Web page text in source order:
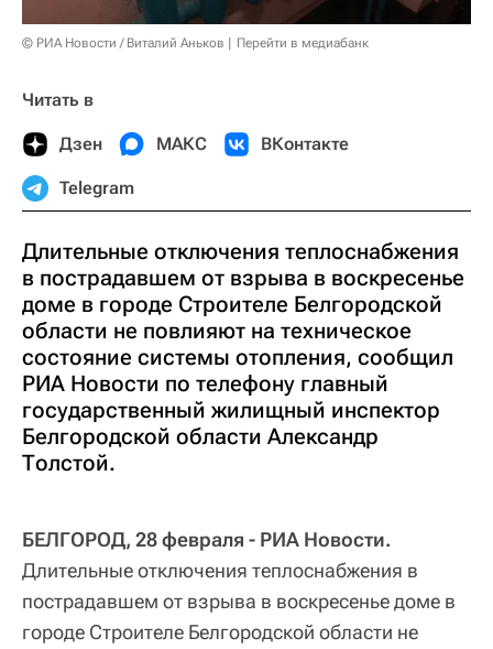
© РИА Новости / Виталий Аньков Перейти в медиабанк
Читать в
Дзен МАКС ВКонтакте
Telegram
Длительные отключения теплоснабжения
в пострадавшем от взрыва в воскресенье
доме в городе Строителе Белгородской
области не повлияют на техническое
состояние системы отопления, сообщил
РИА Новости по телефону главный
государственный жилищный инспектор
Белгородской области Александр
Толстой.
БЕЛГОРОД, 28 февраля - РИА Новости.
Длительные отключения теплоснабжения в
пострадавшем от взрыва в воскресенье доме в
городе Строителе Белгородской области не